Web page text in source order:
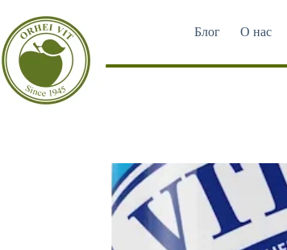
Блог О нас